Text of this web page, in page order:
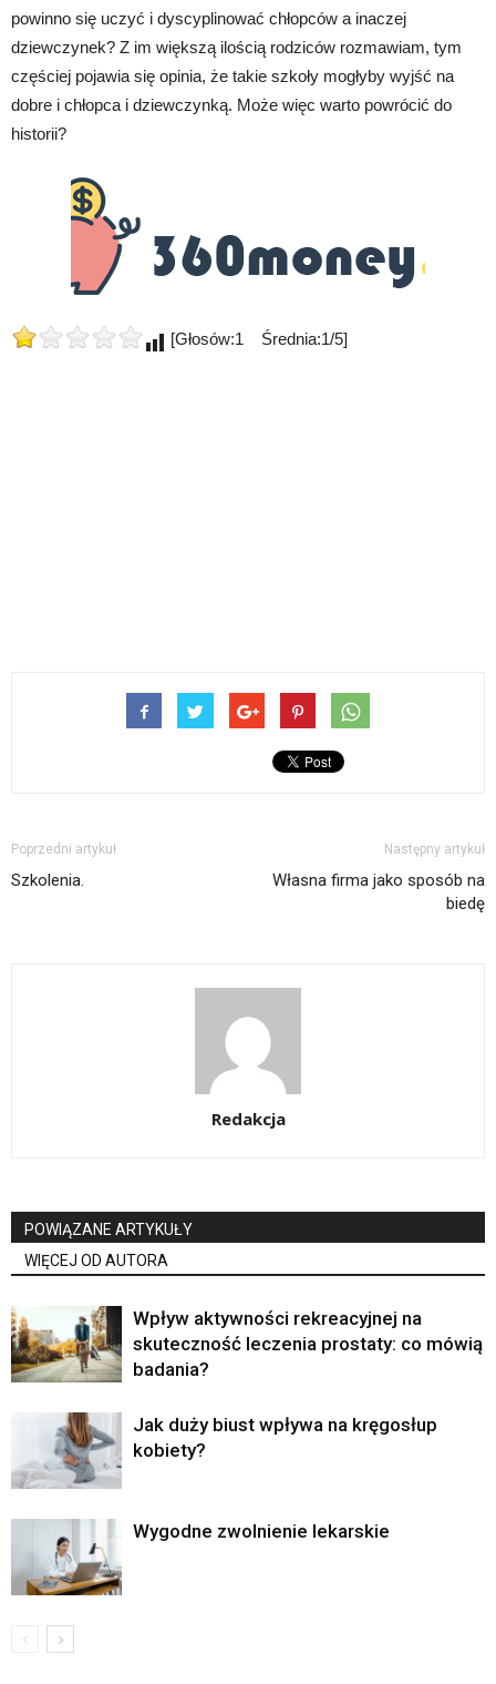
powinno się uczyć i dyscyplinować chłopców a inaczej
dziewczynek? Z im większą ilością rodziców rozmawiam, tym
częściej pojawia się opinia, że takie szkoły mogłyby wyjść na
dobre i chłopca i dziewczynką. Może więc warto powrócić do
historii?
[Głosów:1 Średnia:1/5]
Poprzedni artykuł
Szkolenia.
Następny artykuł
Własna firma jako sposób na
biedę
Redakcja
POWIĄZANE ARTYKUŁY
WIĘCEJ OD AUTORA
Wpływ aktywności rekreacyjnej na
skuteczność leczenia prostaty: co mówią
badania?
Jak duży biust wpływa na kręgosłup
kobiety?
Wygodne zwolnienie lekarskie